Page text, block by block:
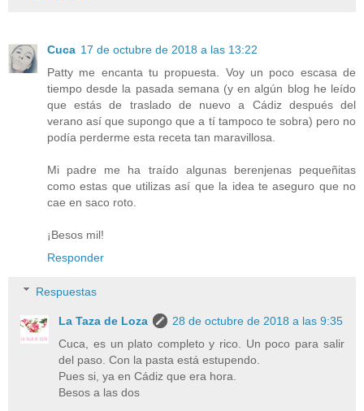
Cuca 17 de octubre de 2018 a las 13:22
Patty me encanta tu propuesta. Voy un poco escasa de
tiempo desde la pasada semana (y en algún blog he leído
que estás de traslado de nuevo a Cádiz después del
verano así que supongo que a tí tampoco te sobra) pero no
podía perderme esta receta tan maravillosa.
Mi padre me ha traído algunas berenjenas pequeñitas
como estas que utilizas así que la idea te aseguro que no
cae en saco roto.
¡Besos mil!
Responder
Respuestas
La Taza de Loza
28 de octubre de 2018 a las 9:35
Cuca, es un plato completo y rico. Un poco para salir
del paso. Con la pasta está estupendo.
Pues si, ya en Cádiz que era hora.
Besos a las dos